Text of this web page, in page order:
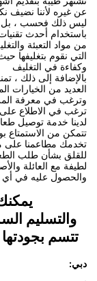
عن غيره لأننا نضيف
ليس ذلك فحسب ، بل
باستخدام أحدث
من مواد التعبئة
التي نقوم بتغليفها
وكفاءة في التغليف
بالإضافة إلى ذلك ،
العديد من الخيارات
وترغب في معرفة
ترغب في الاطلاع
لدينا خدمة توصيل
تتمكن من الاستمتاع
تخدمك مطاعمنا على
للقلق بشأن طلب
لطيفة مع العائلة
والحصول عليه في
والتسليم
تتسم
دبي: